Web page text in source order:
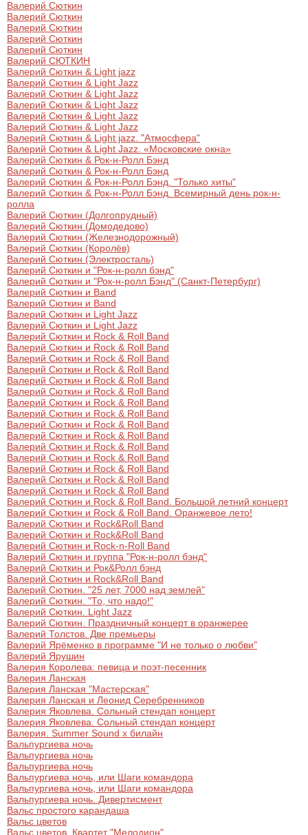
Валерий Сюткин
Валерий Сюткин
Валерий Сюткин
Валерий Сюткин
Валерий Сюткин
Валерий СЮТКИН
Валерий Сюткин & Light jazz
Валерий Сюткин & Light Jazz
Валерий Сюткин & Light Jazz
Валерий Сюткин & Light Jazz
Валерий Сюткин & Light Jazz
Валерий Сюткин & Light Jazz
Валерий Сюткин & Light jazz. "Атмосфера"
Валерий Сюткин & Light Jazz. «Московские окна»
Валерий Сюткин & Рок-н-Ролл Бэнд
Валерий Сюткин & Рок-н-Ролл Бэнд
Валерий Сюткин & Рок-н-Ролл Бэнд. "Только хиты"
Валерий Сюткин & Рок-н-Ролл Бэнд. Всемирный день рок-н-
ролла
Валерий Сюткин (Долгопрудный)
Валерий Сюткин (Домодедово)
Валерий Сюткин (Железнодорожный)
Валерий Сюткин (Королёв)
Валерий Сюткин (Электросталь)
Валерий Сюткин и "Рок-н-ролл бэнд"
Валерий Сюткин и "Рок-н-ролл Бэнд" (Санкт-Петербург)
Валерий Сюткин и Band
Валерий Сюткин и Band
Валерий Сюткин и Light Jazz
Валерий Сюткин и Light Jazz
Валерий Сюткин и Rock & Roll Band
Валерий Сюткин и Rock & Roll Band
Валерий Сюткин и Rock & Roll Band
Валерий Сюткин и Rock & Roll Band
Валерий Сюткин и Rock & Roll Band
Валерий Сюткин и Rock & Roll Band
Валерий Сюткин и Rock & Roll Band
Валерий Сюткин и Rock & Roll Band
Валерий Сюткин и Rock & Roll Band
Валерий Сюткин и Rock & Roll Band
Валерий Сюткин и Rock & Roll Band
Валерий Сюткин и Rock & Roll Band
Валерий Сюткин и Rock & Roll Band
Валерий Сюткин и Rock & Roll Band
Валерий Сюткин и Rock & Roll Band
Валерий Сюткин и Rock & Roll Band. Большой летний концерт
Валерий Сюткин и Rock & Roll Band. Оранжевое лето!
Валерий Сюткин и Rock&Roll Band
Валерий Сюткин и Rock&Roll Band
Валерий Сюткин и Rock-n-Roll Band
Валерий Сюткин и группа "Рок-н-ролл бэнд"
Валерий Сюткин и Рок&Ролл бэнд
Валерий Сюткин и Rock&Roll Band
Валерий Сюткин. "25 лет, 7000 над землей"
Валерий Сюткин. "То, что надо!"
Валерий Сюткин. Light Jazz
Валерий Сюткин. Праздничный концерт в оранжерее
Валерий Толстов. Две премьеры
Валерий Ярёменко в программе "И не только о любви"
Валерий Ярушин
Валерия Королева: певица и поэт-песенник
Валерия Ланская
Валерия Ланская "Мастерская"
Валерия Ланская и Леонид Серебренников
Валерия Яковлева. Сольный стендап концерт
Валерия Яковлева. Сольный стендап концерт
Валерия. Summer Sound х билайн
Вальпургиева ночь
Вальпургиева ночь
Вальпургиева ночь
Вальпургиева ночь, или Шаги командора
Вальпургиева ночь, или Шаги командора
Вальпургиева ночь. Дивертисмент
Вальс простого карандаша
Вальс цветов
Вальс цветов. Квартет "Мелодион"